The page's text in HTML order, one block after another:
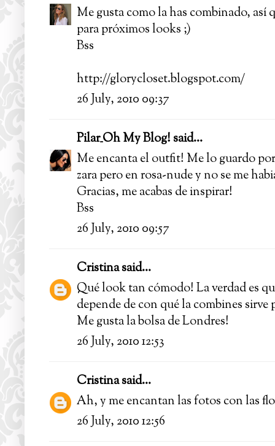
Me gusta como la has combinado,
para próximos looks ;)
Bss
http://glorycloset.blogspot.com/
26 July, 2010 09:37
Pilar_Oh My Blog! said...
Me encanta el outfit! Me lo guardo
zara pero en rosa-nude y no se me
Gracias, me acabas de inspirar!
Bss
26 July, 2010 09:57
Cristinasaid...
Qué look tan cómodo! La verdad es
depende de con qué la combines
Me gusta la bolsa de Londres!
26 July, 2010 12:53
Cristinasaid...
Ah, y me encantan las fotos con las
26 July, 2010 12:56